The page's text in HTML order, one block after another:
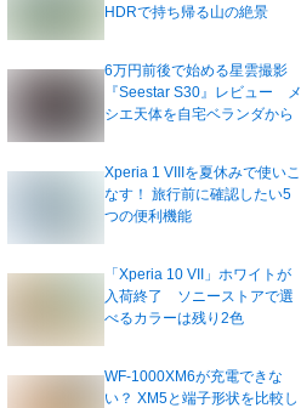
HDRで持ち帰る山の絶景
6万円前後で始める星雲撮影
『Seestar S30』レビュー メ
シエ天体を自宅ベランダから
Xperia 1 VIIIを夏休みで使いこ
なす！ 旅行前に確認したい5
つの便利機能
「Xperia 10 VII」ホワイトが
入荷終了 ソニーストアで選
べるカラーは残り2色
WF-1000XM6が充電できな
い？ XM5と端子形状を比較し